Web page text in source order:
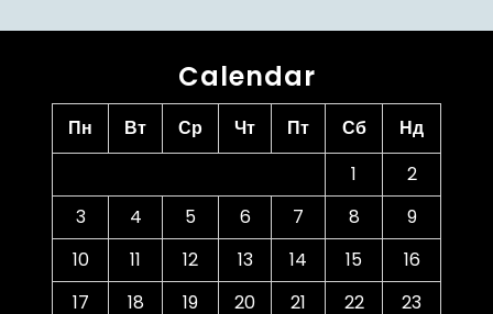
Calendar
Пн Вт Ср Чт Пт Сб
Нд
1
2
3
4 5 6 7 8
9
10
11 12 13 14 15
16
17
18 19 20 21 22
23